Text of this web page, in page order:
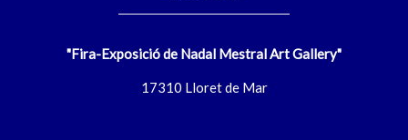
"Fira-Exposició de Nadal Mestral Art Gallery"
17310 Lloret de Mar